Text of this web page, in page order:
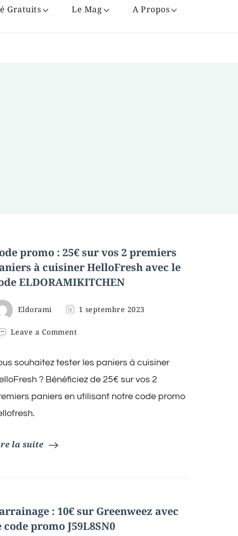
Gratuits Le Mag A Propos
promo : 25€ sur vos 2 premiers
à cuisiner HelloFresh avec le
ELDORAMIKITCHEN
Eldorami 1 septembre 2023
Leave a Commenton
:
25€
sur
vos
souhaitez tester les paniers à cuisiner
? Bénéficiez de 25€ sur vos 2
paniers en utilisant notre code promo
la suite
: 10€ sur Greenweez avec
code promo J59L8SN0